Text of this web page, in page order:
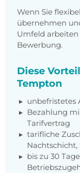
Wenn Sie
übernehmen
Umfeld
Bewerbung.
Diese
Tempton
unbefristetes
Bezahlung
Tarifvertrag
tarifliche
bis zu 30